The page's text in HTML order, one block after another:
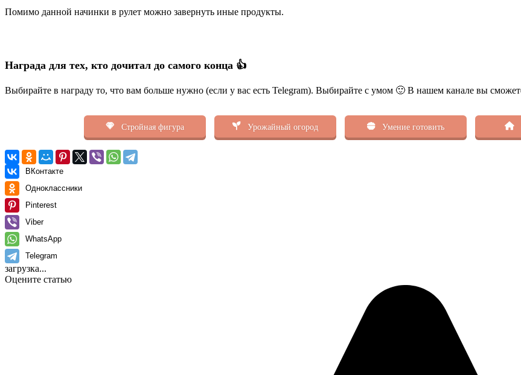
Помимо данной начинки в рулет можно завернуть иные продукты.
Награда для тех, кто дочитал до самого конца 👍
Выбирайте в награду то, что вам больше нужно (если у вас есть Telegram). Выбирайте с умом 🙂 В нашем канале вы
Стройная фигура Урожайный огород Умение готовить
ВКонтакте
Одноклассники
Pinterest
Viber
WhatsApp
Telegram
загрузка...
Оцените статью